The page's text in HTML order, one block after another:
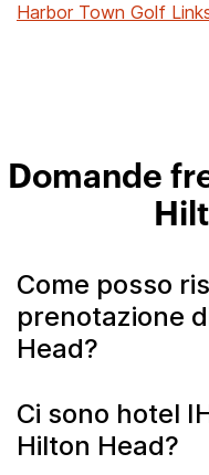
Harbor Town Golf
Domande
Come posso
prenotazione
Head?
Ci sono hotel
Hilton Head?